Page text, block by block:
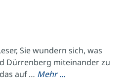
Sie wundern sich, was
Dürrenberg miteinander zu
auf … Mehr …